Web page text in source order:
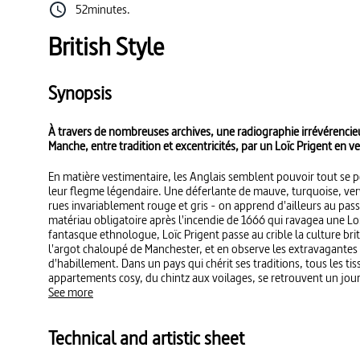
52minutes.
British Style
Synopsis
À travers de nombreuses archives, une radiographie
Manche, entre tradition et excentricités, par un Loïc Prigent en
En matière vestimentaire, les Anglais semblent pouvoir tout se
leur flegme légendaire. Une déferlante de mauve, turquoise,
rues invariablement rouge et gris - on apprend d'ailleurs au
matériau obligatoire après l'incendie de 1666 qui ravagea une
fantasque ethnologue, Loïc Prigent passe au crible la culture
l'argot chaloupé de Manchester, et en observe les
d'habillement. Dans un pays qui chérit ses traditions, tous les
appartements cosy, du chintz aux voilages, se retrouvent un
recyclent aussi les passementeries et les casques en poils d'ours
Mais comme saisi par l'excentricité d'un pays qui a vu naître le
tailleurs turquoise, il a tout passé à la centrifugeuse et en a tiré
See more
Technical and artistic sheet